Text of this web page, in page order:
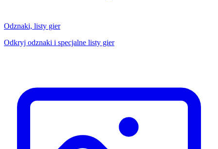
Odznaki, listy gier
Odkryj odznaki i specjalne listy gier